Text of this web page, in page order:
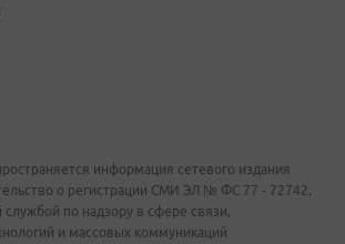
информация сетевого издания
о регистрации СМИ ЭЛ № ФС 77 - 72742,
по надзору в сфере связи,
и массовых коммуникаций